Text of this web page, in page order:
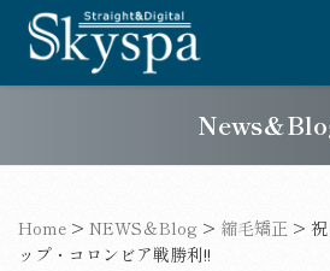
News＆
Home > NEWS＆Blog > 縮毛矯正 >
ップ・コロンビア戦勝利!!